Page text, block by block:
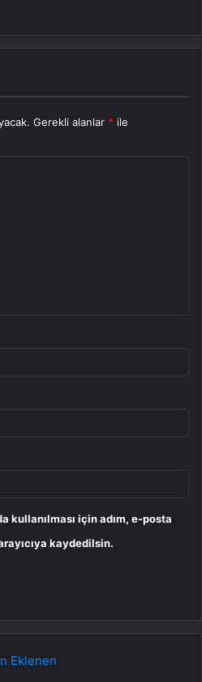
Gerekli alanlar * ile
kullanılması için adım, e-posta
kaydedilsin.
Eklenen